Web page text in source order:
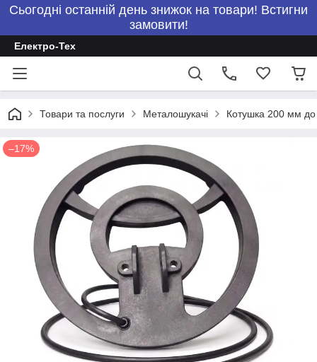
Сьогодні останній день знижок на товари! Встигни
замовити!
Електро-Тех
Товари та послуги Металошукачі Котушка 200 мм
–17%